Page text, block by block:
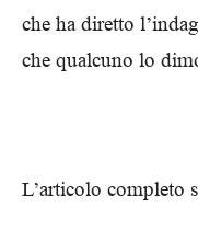
che ha diretto
che qualcuno lo
L’articolo completo